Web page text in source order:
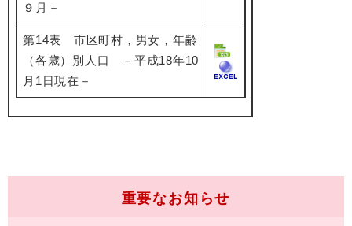
９月－
第14表 市区町村，男女，年齢
（各歳）別人口 －平成18年10
月1日現在－
重要なお知らせ